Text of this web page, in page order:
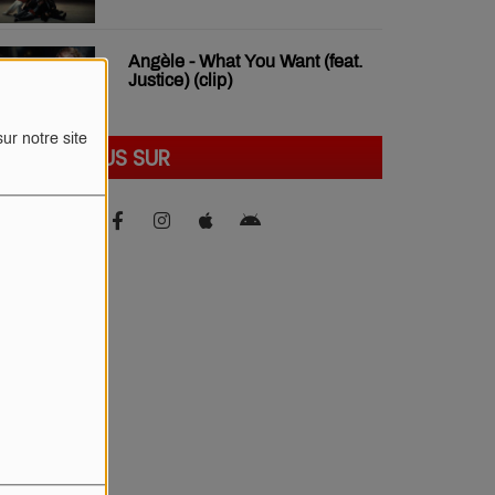
notre site
Angèle - What You Want (feat.
Justice) (clip)
SUIVEZ-NOUS SUR